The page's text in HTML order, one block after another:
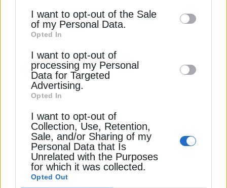
information may also be disclosed by us to
third parties on theIAB’s List of
Downstream Participants
disclose it to other third parties.
I want to opt-out of the Sale
of my Personal Data.
Opted In
I want to opt-out of
processing my Personal
Data for Targeted
Advertising.
Opted In
I want to opt-out of
Collection, Use, Retention,
Sale, and/or Sharing of my
Personal Data that Is
Unrelated with the Purposes
for which it was collected.
Opted Out
ΠΕΡΙΒΑΛΛΟΝ
Ενεργειακή αναβάθμιση σε πέντε
βήματα την άνοιξη
Η ενεργειακή αναβάθμιση την άνοιξη μειώνει την
κατανάλωση ενέργειας, εξοικονομεί χρήματα και
την Πολιτική Απορρήτου